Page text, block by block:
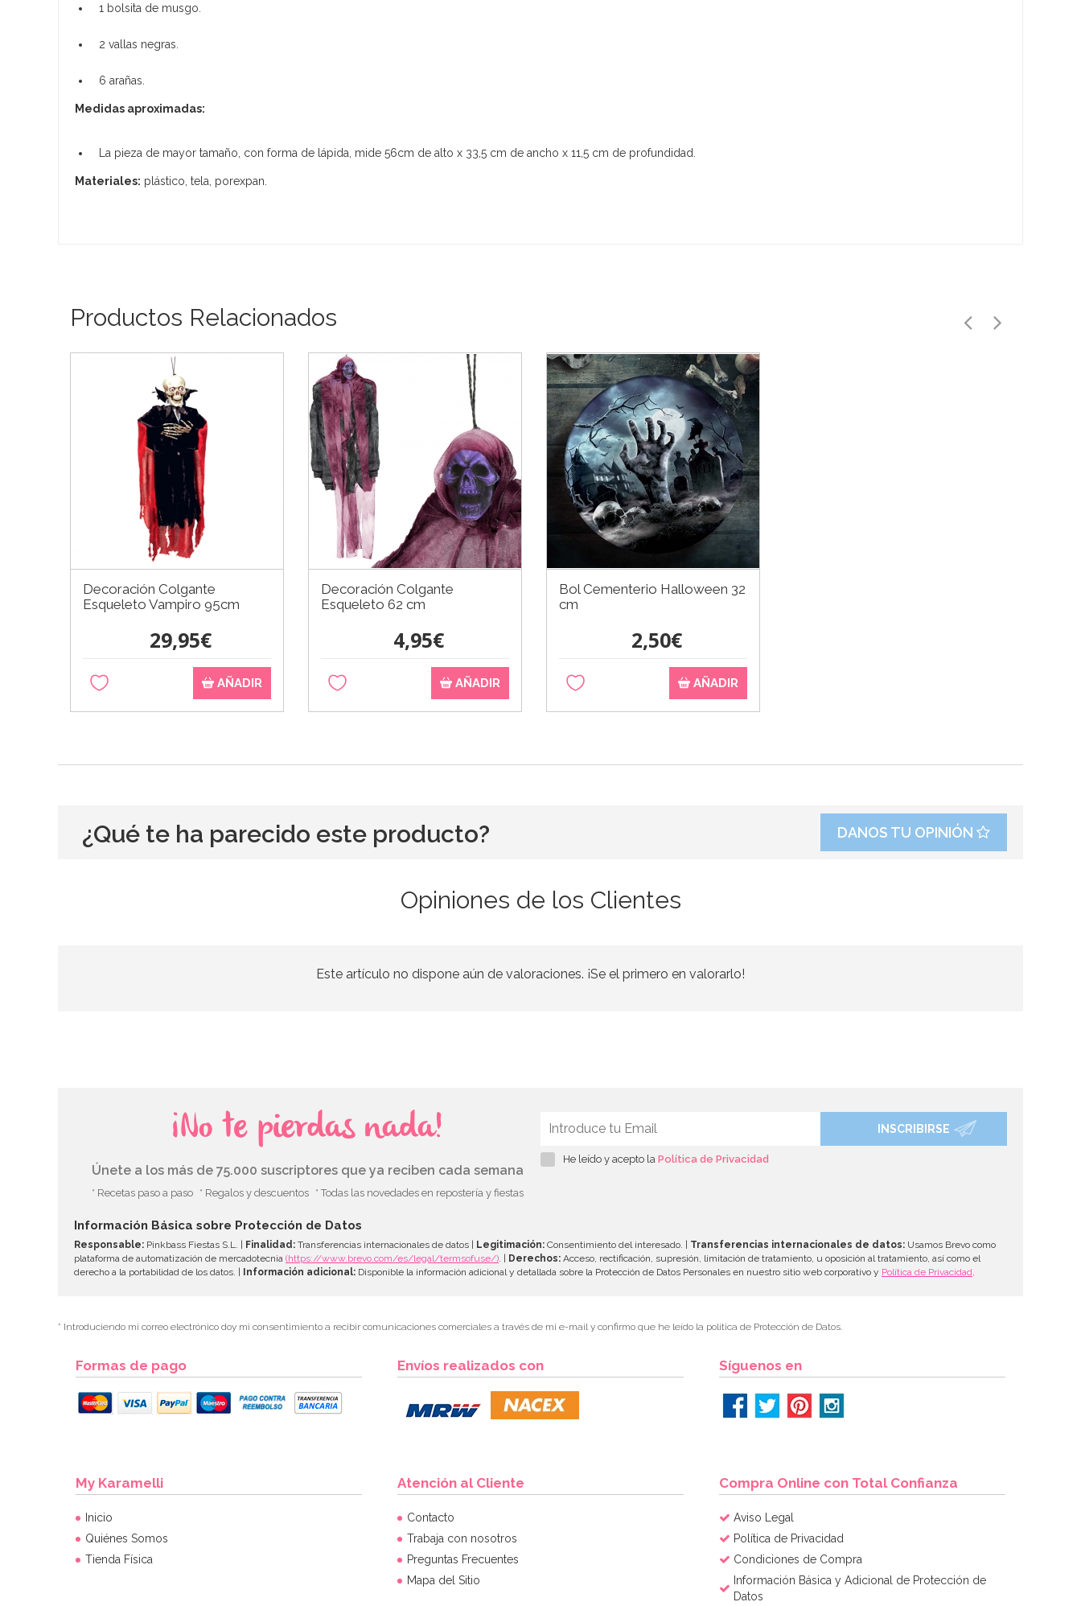
1 bolsita de musgo.
2 vallas negras.
6 arañas.
Medidas aproximadas:
La pieza de mayor tamaño, con forma de lápida, mide 56cm de alto x 33,5 cm de ancho x 11,5 cm de profundidad.
Materiales: plástico, tela, porexpan.
Productos Relacionados
Decoración Colgante
Esqueleto Vampiro 95cm
29,95€
AÑADIR
Decoración Colgante
Esqueleto 62 cm
4,95€
AÑADIR
Bol Cementerio Halloween 32
cm
2,50€
AÑADIR
¿Qué te ha parecido este producto? DANOS TU OPINIÓN
Opiniones de los Clientes
Este artículo no dispone aún de valoraciones. ¡Se el primero en valorarlo!
¡No te pierdas nada!
Únete a los más de 75.000 suscriptores que ya reciben cada semana
* Recetas paso a paso * Regalos y descuentos * Todas las novedades en repostería y fiestas
INSCRIBIRSE
He leído y acepto la Política de Privacidad
Información Básica sobre Protección de Datos
Responsable: Pinkbass Fiestas S.L. | Finalidad: Transferencias internacionales de datos | Legitimación: Consentimiento del interesado. | Transferencias internacionales de datos: Usamos Brevo como
plataforma de automatización de mercadotecnia (https://www.brevo.com/es/legal/termsofuse/) . | Derechos: Acceso, rectificación, supresión, limitación de tratamiento, u oposición al tratamiento, así como el
derecho a la portabilidad de los datos. | Información adicional: Disponible la información adicional y detallada sobre la Protección de Datos Personales en nuestro sitio web corporativo y Política de Privacidad
* Introduciendo mi correo electrónico doy mi consentimiento a recibir comunicaciones comerciales a través de mi e-mail y confirmo que he leído la política de Protección de Datos.
Formas de pago Envíos realizados con Síguenos en
My Karamelli
Inicio
Quiénes Somos
Tienda Física
Atención al Cliente
Contacto
Trabaja con nosotros
Preguntas Frecuentes
Mapa del Sitio
Compra Online con Total Confianza
Aviso Legal
Política de Privacidad
Condiciones de Compra
Información Básica y Adicional de Protección de
Datos